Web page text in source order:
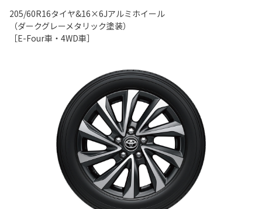
205/60R16タイヤ&16×6Jアルミホイール
（ダークグレーメタリック塗装）
［E-Four車・4WD車］